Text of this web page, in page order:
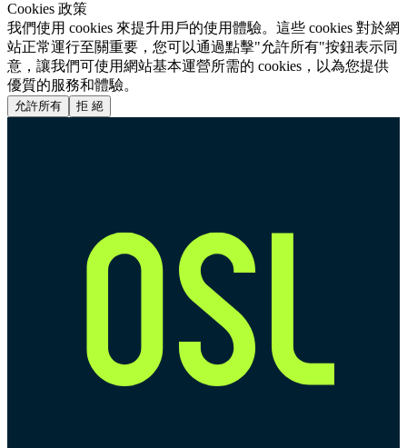
Cookies 政策
我們使用 cookies 來提升用戶的使用體驗。這些 cookies 對於網
站正常運行至關重要，您可以通過點擊"允許所有"按鈕表示同
意，讓我們可使用網站基本運營所需的 cookies，以為您提供
優質的服務和體驗。
允許所有 拒 絕